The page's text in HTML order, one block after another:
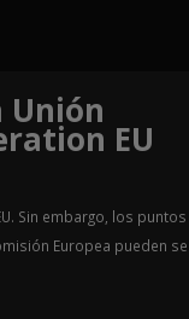
Unión
EU
Sin embargo, los
Europea pueden